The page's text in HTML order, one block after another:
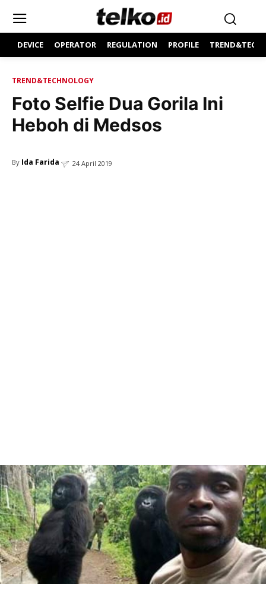
DEVICE OPERATOR REGULATION PROFILE
TREND&TECHNOLOGY
Foto Selfie Dua Gorila Ini
Heboh di Medsos
By Ida Farida 24 April 2019